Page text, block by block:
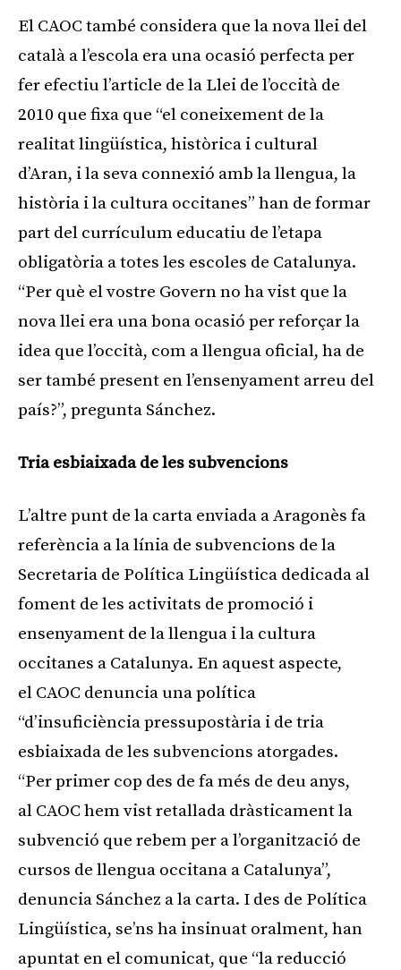
El CAOC també considera que la nova llei del
català a l’escola era una ocasió perfecta per
fer efectiu l’article de la Llei de l’occità de
2010 que fixa que “el coneixement de la
realitat lingüística, històrica i cultural
d’Aran, i la seva connexió amb la llengua, la
història i la cultura occitanes” han de formar
part del currículum educatiu de l’etapa
obligatòria a totes les escoles de Catalunya.
“Per què el vostre Govern no ha vist que la
nova llei era una bona ocasió per reforçar la
idea que l’occità, com a llengua oficial, ha de
ser també present en l’ensenyament arreu del
país?”, pregunta Sánchez.
Tria esbiaixada de les subvencions
L’altre punt de la carta enviada a Aragonès fa
referència a la línia de subvencions de la
Secretaria de Política Lingüística dedicada al
foment de les activitats de promoció i
ensenyament de la llengua i la cultura
occitanes a Catalunya. En aquest aspecte,
el CAOC denuncia una política
“d’insuficiència pressupostària i de tria
esbiaixada de les subvencions atorgades.
“Per primer cop des de fa més de deu anys,
al CAOC hem vist retallada dràsticament la
subvenció que rebem per a l’organització de
cursos de llengua occitana a Catalunya”,
denuncia Sánchez a la carta. I des de Política
Lingüística, se’ns ha insinuat oralment, han
apuntat en el comunicat, que “la reducció